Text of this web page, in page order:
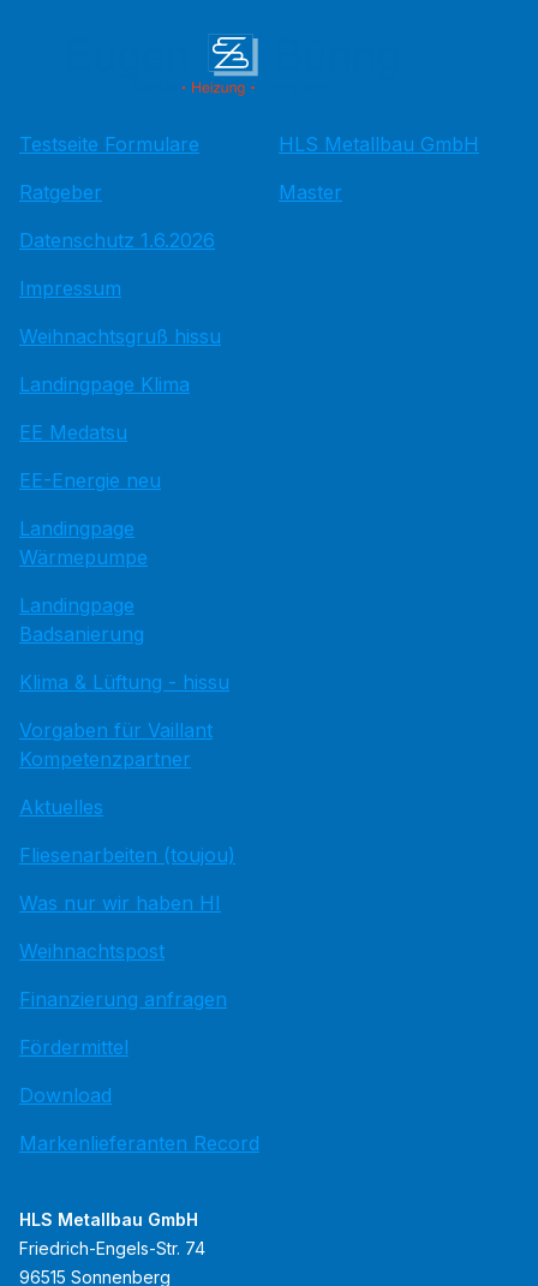
Testseite Formulare
Ratgeber
Datenschutz 1.6.2026
Impressum
Weihnachtsgruß hissu
Landingpage Klima
EE Medatsu
EE-Energie neu
Landingpage
Wärmepumpe
Landingpage
Badsanierung
Klima & Lüftung - hissu
Vorgaben für Vaillant
Kompetenzpartner
Aktuelles
Fliesenarbeiten (toujou)
Was nur wir haben HI
Weihnachtspost
Finanzierung anfragen
Fördermittel
Download
Markenlieferanten Record
HLS Metallbau GmbH
Master
HLS Metallbau GmbH
Friedrich-Engels-Str. 74
96515 Sonnenberg